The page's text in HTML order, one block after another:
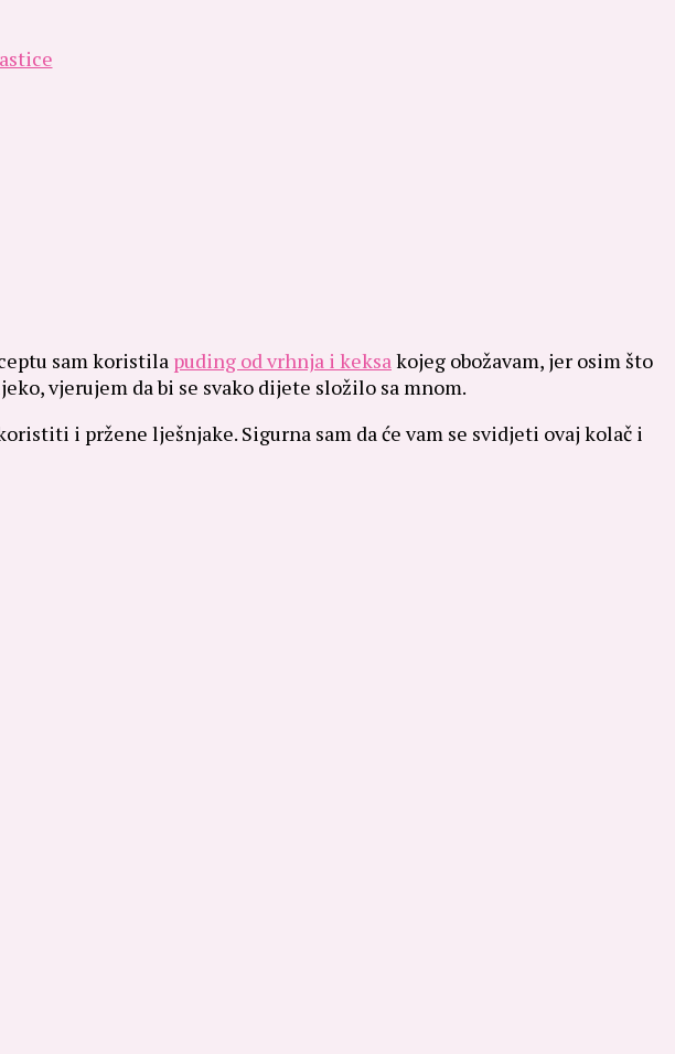
sam koristila puding od vrhnja i keksakojeg obožavam, jer osim što
vjerujem da bi se svako dijete složilo sa mnom.
i pržene lješnjake. Sigurna sam da će vam se svidjeti ovaj kolač i